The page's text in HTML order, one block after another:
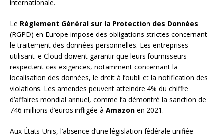
internationale.
Le Règlement Général sur la Protection des Données
(RGPD) en Europe impose des obligations strictes concernant
le traitement des données personnelles. Les entreprises
utilisant le Cloud doivent garantir que leurs fournisseurs
respectent ces exigences, notamment concernant la
localisation des données, le droit à l’oubli et la notification des
violations. Les amendes peuvent atteindre 4% du chiffre
d’affaires mondial annuel, comme l’a démontré la sanction de
746 millions d’euros infligée à Amazon en 2021.
Aux États-Unis, l’absence d’une législation fédérale unifiée